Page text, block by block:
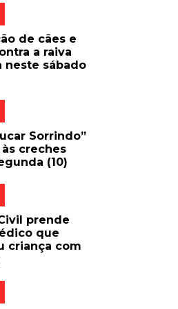
de cães e
a raiva
neste sábado
Sorrindo”
creches
(10)
prende
que
criança com